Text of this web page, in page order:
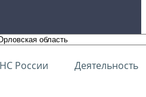
России Деятельность